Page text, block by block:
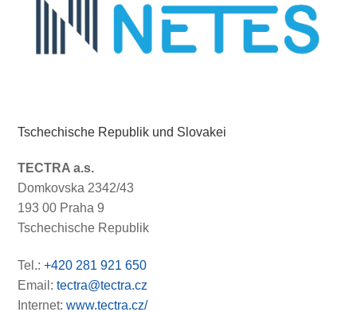
Tschechische Republik und Slovakei
TECTRA a.s.
Domkovska 2342/43
193 00 Praha 9
Tschechische Republik
Tel.:+420 281 921 650
Email:tectra@tectra.cz
Internet:www.tectra.cz/